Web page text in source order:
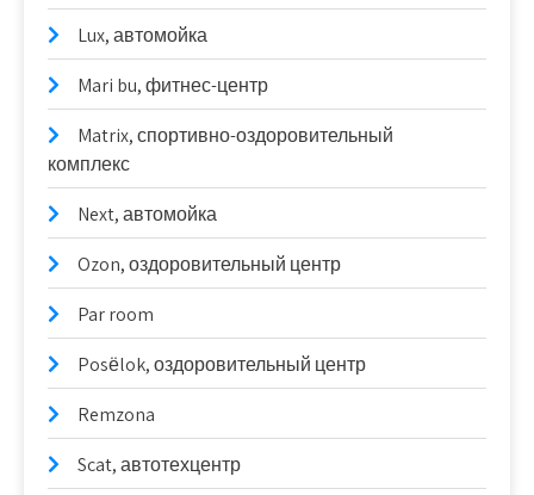
Lux, автомойка
Mari bu, фитнес-центр
Matrix, спортивно-оздоровительный
комплекс
Next, автомойка
Ozon, оздоровительный центр
Par room
Posёlok, оздоровительный центр
Remzona
Scat, автотехцентр